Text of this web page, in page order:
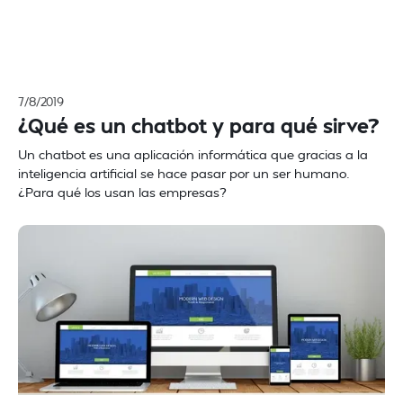
7/8/2019
¿Qué es un chatbot y para qué sirve?
Un chatbot es una aplicación informática que gracias a la
inteligencia artificial se hace pasar por un ser humano.
¿Para qué los usan las empresas?